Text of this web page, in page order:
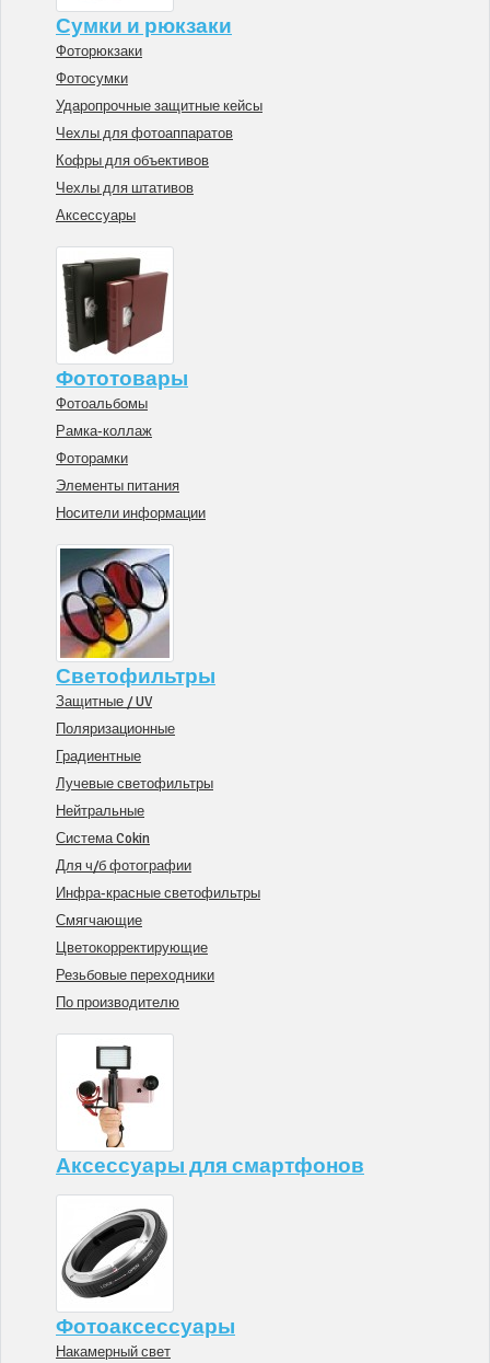
Сумки и рюкзаки
Фоторюкзаки
Фотосумки
Ударопрочные защитные кейсы
Чехлы для фотоаппаратов
Кофры для объективов
Чехлы для штативов
Аксессуары
Фототовары
Фотоальбомы
Рамка-коллаж
Фоторамки
Элементы питания
Носители информации
Светофильтры
Защитные / UV
Поляризационные
Градиентные
Лучевые светофильтры
Нейтральные
Система Cokin
Для ч/б фотографии
Инфра-красные светофильтры
Смягчающие
Цветокорректирующие
Резьбовые переходники
По производителю
Аксессуары для смартфонов
Фотоаксессуары
Накамерный свет